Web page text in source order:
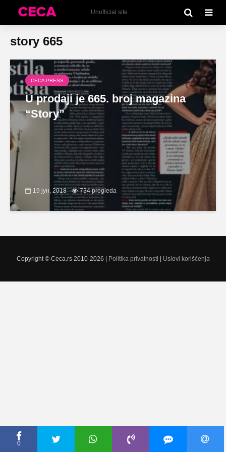
Unofficial site
story 665
CECA PRESS
U prodaji je 665. broj magazina
“Story”
19 јун, 2018 734 pregleda
Copyright © Ceca.rs 2010-2026 | Politika privatnosti Uslovi korišćenja
0